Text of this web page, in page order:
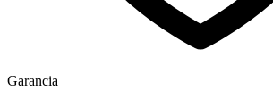
Garancia